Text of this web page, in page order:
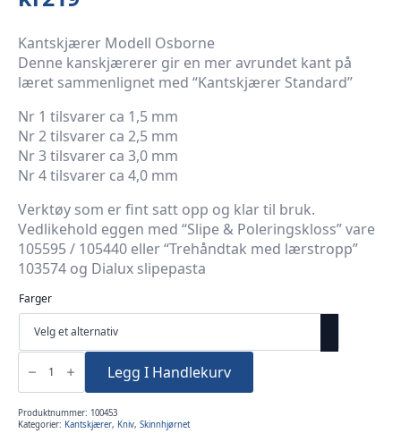
Kantskjærer Modell Osborne
Denne kanskjærerer gir en mer avrundet kant på
læret sammenlignet med “Kantskjærer Standard”
Nr 1 tilsvarer ca 1,5 mm
Nr 2 tilsvarer ca 2,5 mm
Nr 3 tilsvarer ca 3,0 mm
Nr 4 tilsvarer ca 4,0 mm
Verktøy som er fint satt opp og klar til bruk.
Vedlikehold eggen med “Slipe & Poleringskloss” vare
105595 / 105440 eller “Trehåndtak med lærstropp”
103574 og Dialux slipepasta
Farger
Kantskjærer
modell
Osborne
-
kant
antall
Legg I Handlekurv
Produktnummer: 100453
Kategorier: Kantskjærer, Kniv, Skinnhjørnet